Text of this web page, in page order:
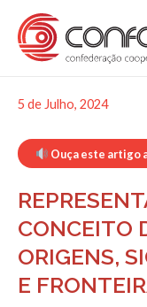
content
5 de Julho, 2024
Ouça este artigo
CONCEITO
ORIGENS,
E